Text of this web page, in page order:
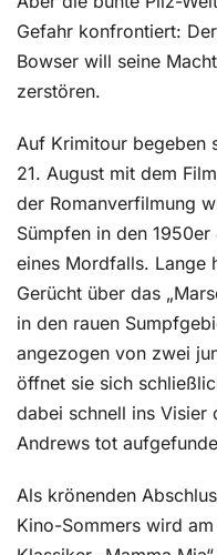
Gefahr konfrontiert:
Bowser will seine
zerstören.
Auf Krimitour begeben
21. August mit dem
der Romanverfilmung
Sümpfen in den
eines Mordfalls. Lange
Gerücht über das
in den rauen
angezogen von zwei
öffnet sie sich
dabei schnell ins Visier
Andrews tot
Als krönenden
Kino-Sommers wird